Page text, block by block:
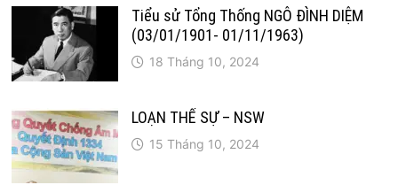
Tiểu sử Tổng Thống NGÔ ĐÌNH DIỆM
(03/01/1901- 01/11/1963)
18 Tháng 10, 2024
LOẠN THẾ SỰ – NSW
15 Tháng 10, 2024